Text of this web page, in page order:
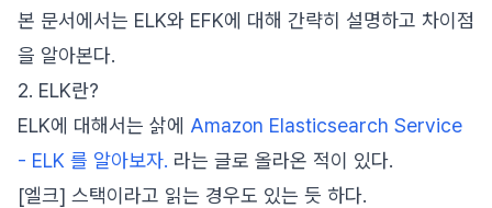
본 문서에서는 ELK와 EFK에 대해 간략히 설명하고 차이점
을 알아본다.
2. ELK란?
ELK에 대해서는 삵에 Amazon Elasticsearch Service
- ELK 를 알아보자. 라는 글로 올라온 적이 있다.
[엘크] 스택이라고 읽는 경우도 있는 듯 하다.